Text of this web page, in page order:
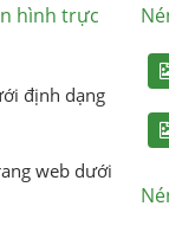
hình trực
định dạng
web dưới